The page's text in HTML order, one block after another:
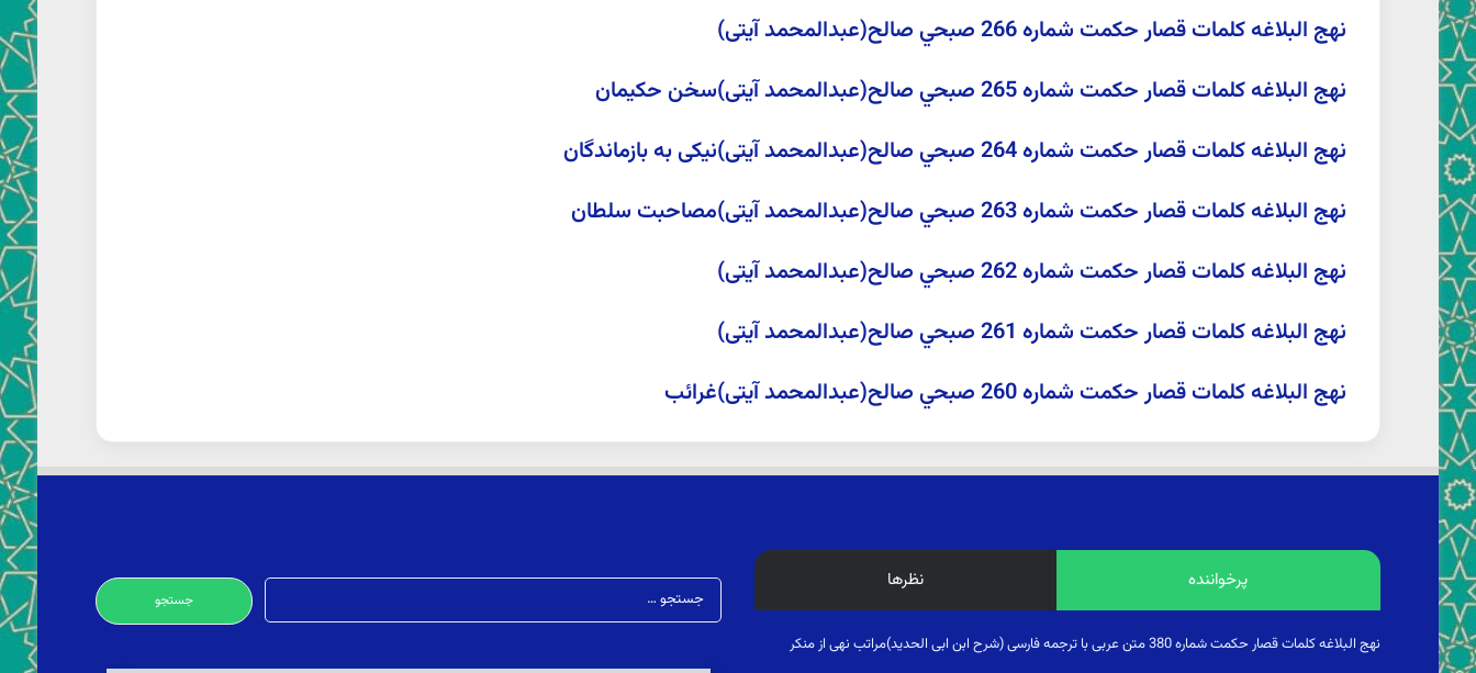
نهج البلاغه کلمات قصار حکمت شماره 266 صبحي صالح(عبدالمحمد آیتی)
نهج البلاغه کلمات قصار حکمت شماره 265 صبحي صالح(عبدالمحمد آیتی)سخن حكيمان
نهج البلاغه کلمات قصار حکمت شماره 264 صبحي صالح(عبدالمحمد آیتی)نیکی به بازماندگان
نهج البلاغه کلمات قصار حکمت شماره 263 صبحي صالح(عبدالمحمد آیتی)مصاحبت سلطان
نهج البلاغه کلمات قصار حکمت شماره 262 صبحي صالح(عبدالمحمد آیتی)
نهج البلاغه کلمات قصار حکمت شماره 261 صبحي صالح(عبدالمحمد آیتی)
نهج البلاغه کلمات قصار حکمت شماره 260 صبحي صالح(عبدالمحمد آیتی)غرائب
پرخواننده نظرها
نهج البلاغه کلمات قصار حکمت شماره 380 متن عربی با ترجمه فارسی (شرح ابن ابی الحدید)مراتب نهی از منکر